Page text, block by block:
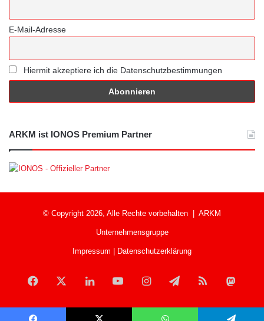
E-Mail-Adresse
Hiermit akzeptiere ich die Datenschutzbestimmungen
ARKM ist IONOS Premium Partner
© Copyright 2026, Alle Rechte vorbehalten | ARKM
Unternehmensgruppe
Impressum Datenschutzerklärung
Facebook LinkedInYouTubeInstagramTelegramRSS